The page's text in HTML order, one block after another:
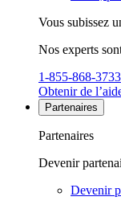
Vous subissez
Nos experts
1-855-868-3733
Obtenir de
Partenaires
Partenaires
Devenir
Devenir